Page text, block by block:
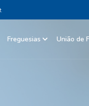
Freguesias União de